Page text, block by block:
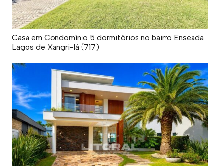
Casa em Condomínio 5 dormitórios no bairro Enseada
Lagos de Xangri-lá (717)